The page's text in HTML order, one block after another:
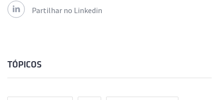
Partilhar no Linkedin
TÓPICOS